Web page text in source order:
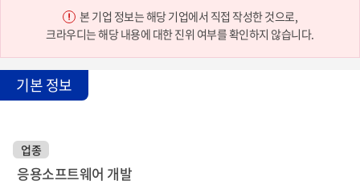
본 기업 정보는 해당 기업에서 직접 작성한 것으로,
크라우디는 해당 내용에 대한 진위 여부를 확인하지 않습니다.
기본 정보
업종
응용소프트웨어 개발